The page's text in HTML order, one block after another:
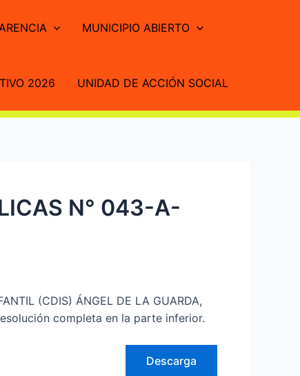
MUNICIPIO ABIERTO
2026 UNIDAD DE ACCIÓN SOCIAL
N° 043-A-
(CDIS) ÁNGEL DE LA GUARDA,
completa en la parte inferior.
Descarga